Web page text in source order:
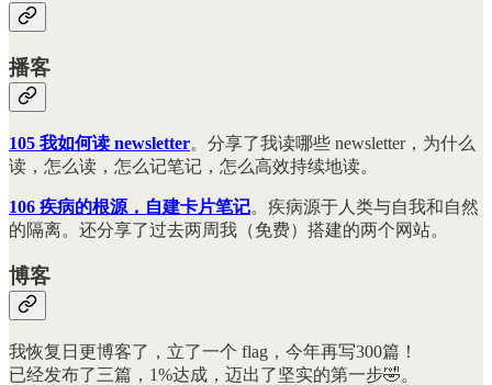
播客
105 我如何读 newsletter。分享了我读哪些 newsletter，为什么
读，怎么读，怎么记笔记，怎么高效持续地读。
106 疾病的根源，自建卡片笔记。疾病源于人类与自我和自然
的隔离。还分享了过去两周我（免费）搭建的两个网站。
博客
我恢复日更博客了，立了一个 flag，今年再写300篇！
已经发布了三篇，1%达成，迈出了坚实的第一步🤣。